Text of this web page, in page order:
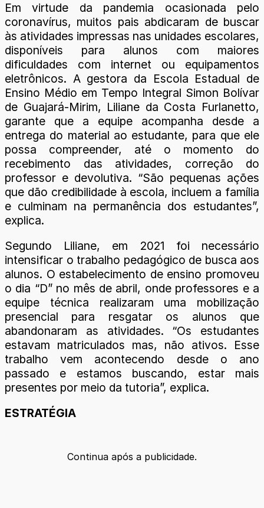
Em virtude da pandemia ocasionada pelo
coronavírus, muitos pais abdicaram de buscar
às atividades impressas nas unidades escolares,
disponíveis para alunos com maiores
dificuldades com internet ou equipamentos
eletrônicos. A gestora da Escola Estadual de
Ensino Médio em Tempo Integral Simon Bolívar
de Guajará-Mirim, Liliane da Costa Furlanetto,
garante que a equipe acompanha desde a
entrega do material ao estudante, para que ele
possa compreender, até o momento do
recebimento das atividades, correção do
professor e devolutiva. “São pequenas ações
que dão credibilidade à escola, incluem a família
e culminam na permanência dos estudantes”,
explica.
Segundo Liliane, em 2021 foi necessário
intensificar o trabalho pedagógico de busca aos
alunos. O estabelecimento de ensino promoveu
o dia “D” no mês de abril, onde professores e a
equipe técnica realizaram uma mobilização
presencial para resgatar os alunos que
abandonaram as atividades. “Os estudantes
estavam matriculados mas, não ativos. Esse
trabalho vem acontecendo desde o ano
passado e estamos buscando, estar mais
presentes por meio da tutoria”, explica.
ESTRATÉGIA
Continua após a publicidade.